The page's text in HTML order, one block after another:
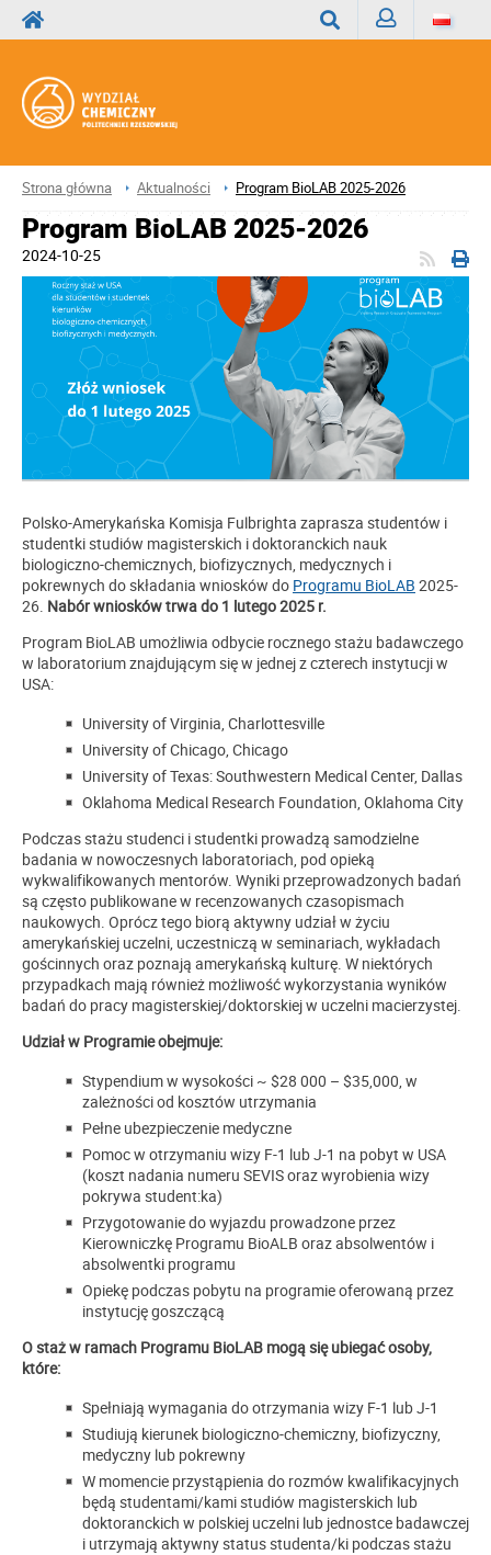
Strona główna Aktualności Program BioLAB 2025-2026
Program BioLAB 2025-2026
2024-10-25
Polsko-Amerykańska Komisja Fulbrighta zaprasza studentów i
studentki studiów magisterskich i doktoranckich nauk
biologiczno-chemicznych, biofizycznych, medycznych i
pokrewnych do składania wniosków do Programu BioLAB 2025-
26. Nabór wniosków trwa do 1 lutego 2025 r.
Program BioLAB umożliwia odbycie rocznego stażu badawczego
w laboratorium znajdującym się w jednej z czterech instytucji w
USA:
University of Virginia, Charlottesville
University of Chicago, Chicago
University of Texas: Southwestern Medical Center, Dallas
Oklahoma Medical Research Foundation, Oklahoma City
Podczas stażu studenci i studentki prowadzą samodzielne
badania w nowoczesnych laboratoriach, pod opieką
wykwalifikowanych mentorów. Wyniki przeprowadzonych badań
są często publikowane w recenzowanych czasopismach
naukowych. Oprócz tego biorą aktywny udział w życiu
amerykańskiej uczelni, uczestniczą w seminariach, wykładach
gościnnych oraz poznają amerykańską kulturę. W niektórych
przypadkach mają również możliwość wykorzystania wyników
badań do pracy magisterskiej/doktorskiej w uczelni macierzystej.
Udział w Programie obejmuje:
Stypendium w wysokości ~ $28 000 – $35,000, w
zależności od kosztów utrzymania
Pełne ubezpieczenie medyczne
Pomoc w otrzymaniu wizy F-1 lub J-1 na pobyt w USA
(koszt nadania numeru SEVIS oraz wyrobienia wizy
pokrywa student:ka)
Przygotowanie do wyjazdu prowadzone przez
Kierowniczkę Programu BioALB oraz absolwentów i
absolwentki programu
Opiekę podczas pobytu na programie oferowaną przez
instytucję goszczącą
O staż w ramach Programu BioLAB mogą się ubiegać osoby,
które:
Spełniają wymagania do otrzymania wizy F-1 lub J-1
Studiują kierunek biologiczno-chemiczny, biofizyczny,
medyczny lub pokrewny
W momencie przystąpienia do rozmów kwalifikacyjnych
będą studentami/kami studiów magisterskich lub
doktoranckich w polskiej uczelni lub jednostce badawczej
i utrzymają aktywny status studenta/ki podczas stażu